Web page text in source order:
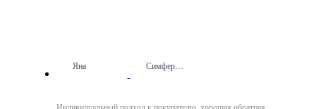
Яна Симферополь